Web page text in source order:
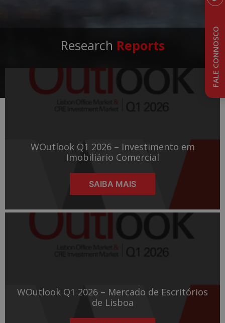
FALE CONNOSCO
Research Reports
WOutlook Q1 2026 – Investimento em
Imobiliário Comercial
SAIBA MAIS
WOutlook Q1 2026 – Mercado de Escritórios
de Lisboa